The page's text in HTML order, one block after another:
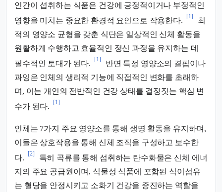
인간이 섭취하는 식품은 건강에 긍정적이거나 부정적인
영향을 미치는 중요한 환경적 요인으로 작용한다.
[1]
최
적의 영양소 균형을 갖춘 식단은 일상적인 신체 활동을
원활하게 수행하고 효율적인 정신 과정을 유지하는 데
필수적인 토대가 된다.
[1]
반면 특정 영양소의 결핍이나
과잉은 인체의 생리적 기능에 직접적인 변화를 초래하
며, 이는 개인의 전반적인 건강 상태를 결정짓는 핵심 변
수가 된다.
[1]
인체는 7가지 주요 영양소를 통해 생명 활동을 유지하며,
이들은 상호작용을 통해 신체 조직을 구성하고 보수한
다.
[2]
특히 곡류를 통해 섭취하는 탄수화물은 신체 에너
지의 주요 공급원이며, 식물성 식품에 포함된 식이섬유
는 혈당을 안정시키고 소화기 건강을 증진하는 역할을